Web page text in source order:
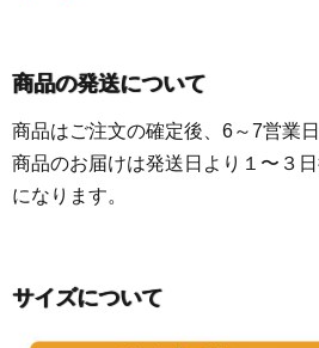
商品の発送について
商品はご注文の確定後、6～7営業
商品のお届けは発送日より１〜３
になります。
サイズについて